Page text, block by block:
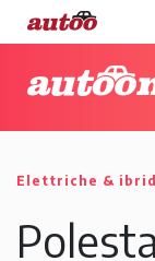
Elettriche &